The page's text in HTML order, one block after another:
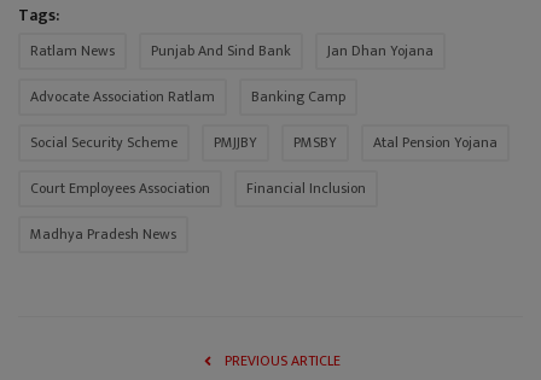
Tags:
Ratlam News Punjab And Sind Bank
Jan Dhan Yojana
Advocate Association Ratlam
Banking Camp
Social Security Scheme
PMJJBY PMSBY
Atal Pension Yojana
Court Employees Association
Financial Inclusion
Madhya Pradesh News
PREVIOUS ARTICLE